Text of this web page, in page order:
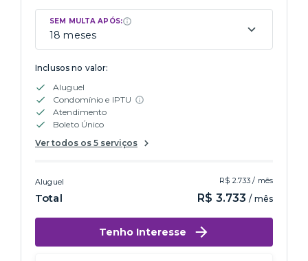
SEM MULTA APÓS:
18 meses
Inclusos no valor:
Aluguel
Condomínio e IPTU
Atendimento
Boleto Único
Ver todos os 5 serviços
Aluguel R$ 2.733 / mês
Total R$ 3.733/ mês
Tenho Interesse